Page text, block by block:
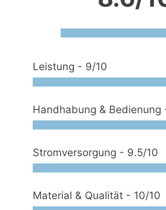
Leistung - 9/10
Handhabung & Bedienung
Stromversorgung - 9.5/10
Material & Qualität - 10/10